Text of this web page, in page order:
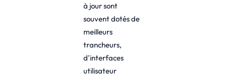
à jour sont
souvent dotés de
meilleurs
trancheurs,
d'interfaces
utilisateur